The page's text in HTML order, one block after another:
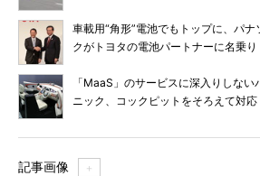
車載用“角形”電池でもトップに、パナ
クがトヨタの電池パートナーに名乗り
「MaaS」のサービスに深入りしない
ニック、コックピットをそろえて対応
記事画像 ＋